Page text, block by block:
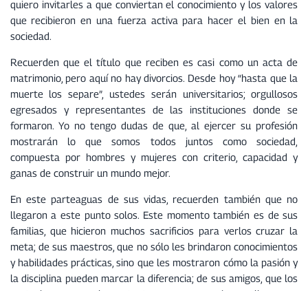
quiero invitarles a que conviertan el conocimiento y los valores
que recibieron en una fuerza activa para hacer el bien en la
sociedad.
Recuerden que el título que reciben es casi como un acta de
matrimonio, pero aquí no hay divorcios. Desde hoy “hasta que la
muerte los separe”, ustedes serán universitarios; orgullosos
egresados y representantes de las instituciones donde se
formaron. Yo no tengo dudas de que, al ejercer su profesión
mostrarán lo que somos todos juntos como sociedad,
compuesta por hombres y mujeres con criterio, capacidad y
ganas de construir un mundo mejor.
En este parteaguas de sus vidas, recuerden también que no
llegaron a este punto solos. Este momento también es de sus
familias, que hicieron muchos sacrificios para verlos cruzar la
meta; de sus maestros, que no sólo les brindaron conocimientos
y habilidades prácticas, sino que les mostraron cómo la pasión y
la disciplina pueden marcar la diferencia; de sus amigos, que los